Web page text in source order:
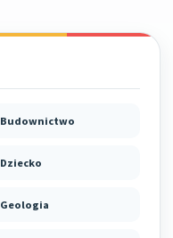
Budownictwo
Dziecko
Geologia